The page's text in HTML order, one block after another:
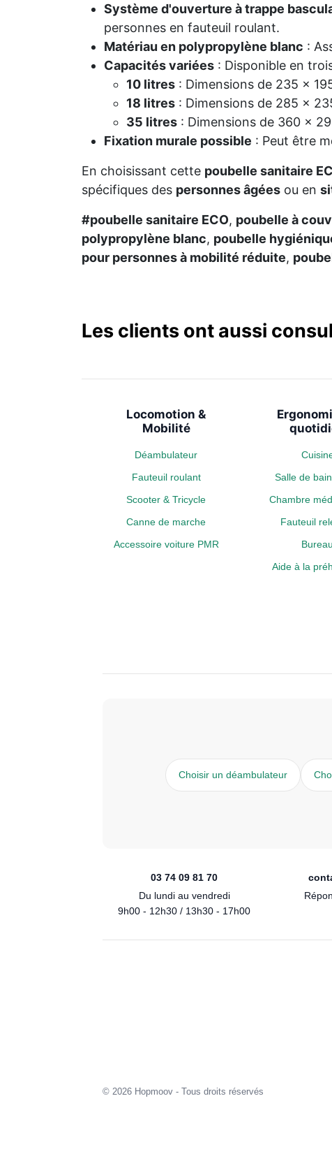
Système d'ouverture à trappe
personnes en fauteuil roulant.
Matériau en polypropylène blanc :
Capacités variées : Disponible en
10 litres : Dimensions de 235 x
18 litres : Dimensions de 285 x
35 litres : Dimensions de 360 x
Fixation murale possible : Peut être
En choisissant cette poubelle sanitaire
spécifiques des personnes âgées ou en
#poubelle sanitaire ECO, poubelle à
polypropylène blanc, poubelle
pour personnes à mobilité réduite,
Les clients ont aussi
Locomotion &
Mobilité
Déambulateur
Fauteuil roulant
Scooter & Tricycle
Canne de marche
Accessoire voiture PMR
Salle de
Chambre
Fauteuil
Bureau
Aide à la
Choisir un déambulateur
03 74 09 81 70
Du lundi au vendredi
9h00 - 12h30 / 13h30 - 17h00
© 2026 Hopmoov - Tous droits réservés